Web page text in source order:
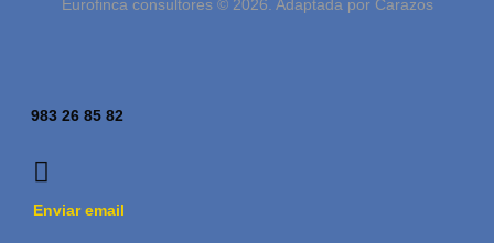
Eurofinca consultores © 2026. Adaptada por Carazos
983 26 85 82
Enviar email